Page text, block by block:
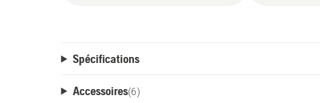
Spécifications
Accessoires(6)